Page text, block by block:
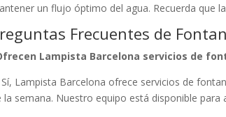
un flujo óptimo del agua. Recuerda que
Frecuentes de
Lampista Barcelona servicios de
Sí, Lampista Barcelona ofrece servicios de
la semana. Nuestro equipo está disponible